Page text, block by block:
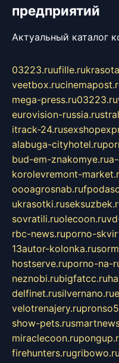
предприятий
Актуальный каталог
03223.ruufille.ru
veetbox.ru
mega-press.ru03223.ru
eurovision-russia.ru
itrack-24.ru
alabuga-cityhotel.ru
bud-em-znakomye.ru
korolevremont-
oooagrosnab.ru
ukrasotki.ru
sovratili.ruolecoon.ru
rbc-news.ruporno-
13autor-kolonka.ru
hostserve.ruporno-na-
neznobi.rubigfatcc.ru
delfinet.rusilvernano.ru
velotrenajery.ru
show-pets.ru
miraclecoon.ru
firehunters.rugribowo.ru